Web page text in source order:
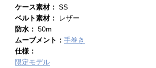
ケース素材： SS
ベルト素材：
レザー
防水： 50m
ムーブメント： 手巻き
仕様：
限定モデル